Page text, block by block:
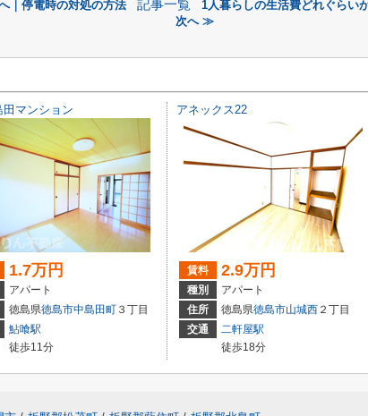
｜停電時の対処の方法 記事一覧
1人暮らしの生活費どれぐらい
次へ ≫
田マンション
1.7万円
アパート
徳島県徳島市中島田町 ３丁目
鮎喰駅
徒歩11分
アネックス22
賃料 2.9万円
種別
アパート
住所
徳島県徳島市山城西 ２丁目
交通
二軒屋駅
徒歩18分